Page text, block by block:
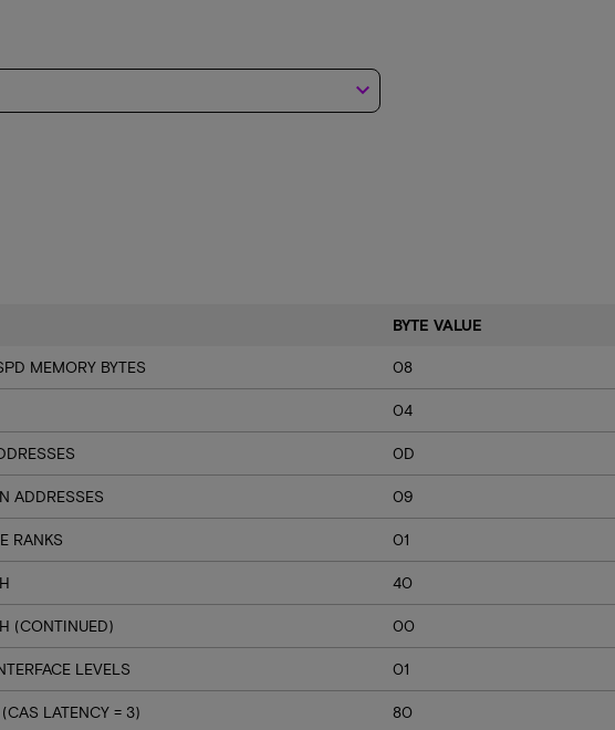
keyboard_arrow_down
BYTE VALUE
MEMORY BYTES 08
04
0D
ADDRESSES 09
RANKS 01
40
(CONTINUED) 00
LEVELS 01
LATENCY = 3) 80